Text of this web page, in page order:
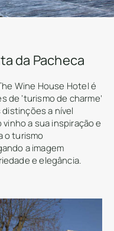
da Pacheca
Wine House Hotel é
de ‘turismo de charme’
distinções a nível
a sua inspiração e
o turismo
a imagem
e elegância.